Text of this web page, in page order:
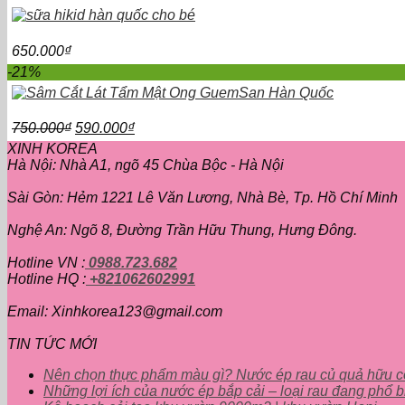
650.000₫
-21%
750.000₫ Giá
gốc
là:
750.000₫.
590.000₫Giá
hiện
tại
590.000₫.
XINH KOREA
Hà Nội: Nhà A1, ngõ 45 Chùa Bộc - Hà Nội
Sài Gòn: Hẻm 1221 Lê Văn Lương, Nhà Bè, Tp. Hồ Chí Minh
Nghệ An: Ngõ 8, Đường Trần Hữu Thung, Hưng Đông.
Hotline VN : 0988.723.682
Hotline HQ : +821062602991
Email: Xinhkorea123@gmail.com
TIN TỨC MỚI
Nên chọn thực phẩm màu gì? Nước ép rau củ quả hữu
Những lợi ích của nước ép bắp cải – loại rau đang phổ